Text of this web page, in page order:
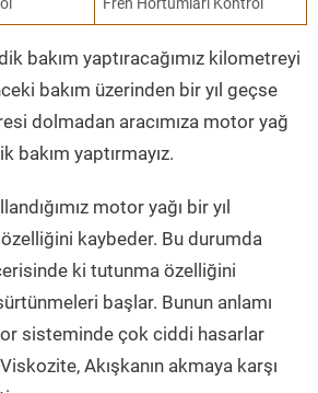
bakım yaptıracağımız kilometreyi
bakım üzerinden bir yıl geçse
dolmadan aracımıza motor yağ
bakım yaptırmayız.
motor yağı bir yıl
kaybeder. Bu durumda
ki tutunma özelliğini
başlar. Bunun anlamı
sisteminde çok ciddi hasarlar
Akışkanın akmaya karşı